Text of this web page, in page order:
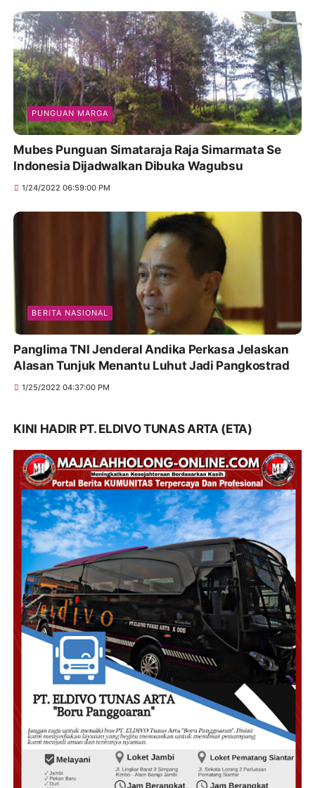
PUNGUAN MARGA
Mubes Punguan Simataraja Raja Simarmata Se
Indonesia Dijadwalkan Dibuka Wagubsu
1/24/2022 06:59:00 PM
BERITA NASIONAL
Panglima TNI Jenderal Andika Perkasa Jelaskan
Alasan Tunjuk Menantu Luhut Jadi Pangkostrad
1/25/2022 04:37:00 PM
KINI HADIR PT. ELDIVO TUNAS ARTA (ETA)